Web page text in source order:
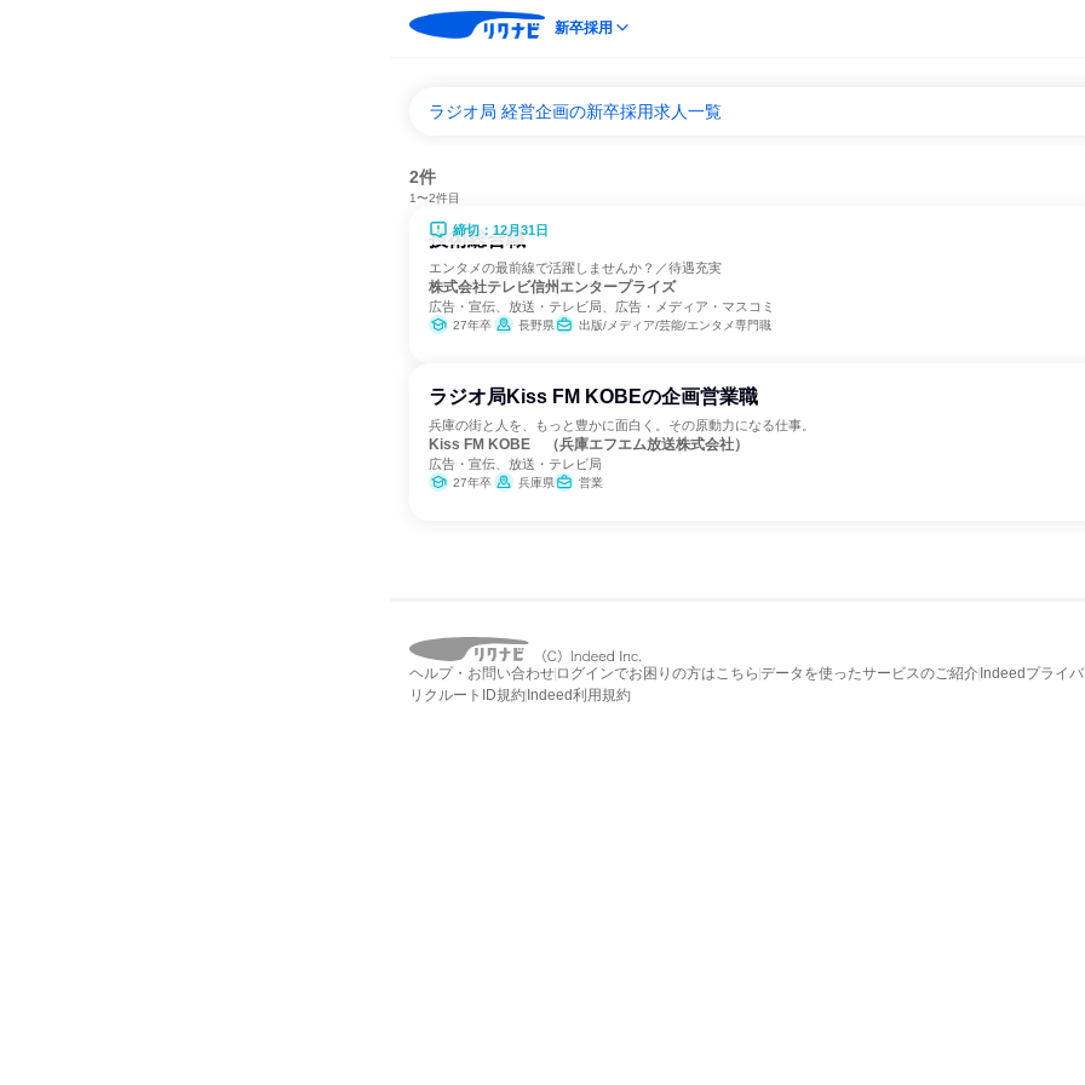
新卒採用
ラジオ局 経営企画の新卒採用求人一覧
2件
1〜2件目
締切：12月31日
技術総合職
エンタメの最前線で活躍しませんか？／待遇充実
株式会社テレビ信州エンタープライズ
広告・宣伝、放送・テレビ局、広告・メディア・マスコミ
27年卒 長野県 出版/メディア/芸能/エンタメ専門職
ラジオ局Kiss FM KOBEの企画営業職
兵庫の街と人を、もっと豊かに面白く。その原動力になる仕事。
Kiss FM KOBE （兵庫エフエム放送株式会社）
広告・宣伝、放送・テレビ局
27年卒 兵庫県 営業
ヘルプ・お問い合わせ ログインでお困りの方はこちら データを使ったサービスのご紹介 Indeedプライ
リクルートID規約 Indeed利用規約